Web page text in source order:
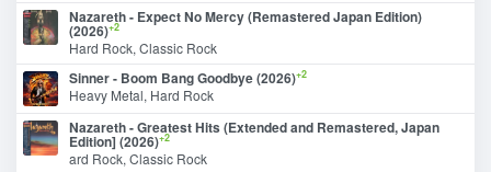
Nazareth - Expect No Mercy (Remastered Japan Edition)
(2026)+2
Hard Rock, Classic Rock
Sinner - Boom Bang Goodbye (2026)+2
Heavy Metal, Hard Rock
Nazareth - Greatest Hits (Extended and Remastered, Japan
Edition] (2026)+2
ard Rock, Classic Rock